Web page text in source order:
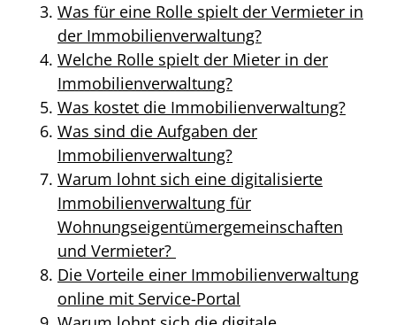
Was für eine Rolle spielt der Vermieter in
der Immobilienverwaltung?
Welche Rolle spielt der Mieter in der
Immobilienverwaltung?
Was kostet die Immobilienverwaltung?
Was sind die Aufgaben der
Immobilienverwaltung?
Warum lohnt sich eine digitalisierte
Immobilienverwaltung für
Wohnungseigentümergemeinschaften
und Vermieter?
Die Vorteile einer Immobilienverwaltung
online mit Service-Portal